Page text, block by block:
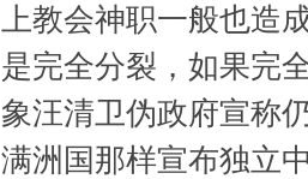
上教会神职一般也造
是完全分裂，如果完
象汪清卫伪政府宣称
满洲国那样宣布独立